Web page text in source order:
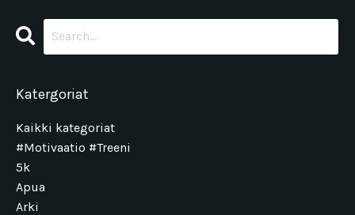
Katergoriat
Kaikki kategoriat
#motivaatio #treeni
5k
Apua
Arki